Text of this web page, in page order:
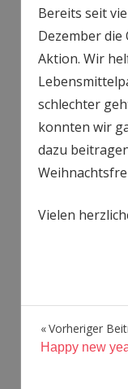
Bereits seit
Dezember die
Aktion. Wir
schlechter
konnten wir
dazu
Vielen
Vorheriger
Happy new